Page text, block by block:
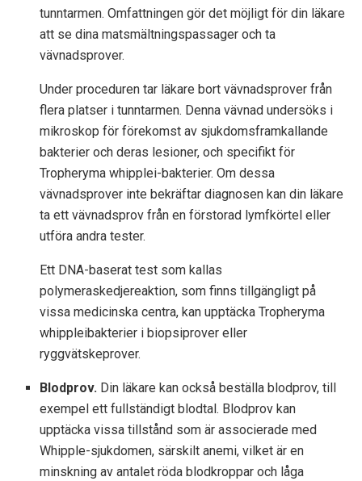
tunntarmen. Omfattningen gör det möjligt för din läkare
att se dina matsmältningspassager och ta
vävnadsprover.
Under proceduren tar läkare bort vävnadsprover från
flera platser i tunntarmen. Denna vävnad undersöks i
mikroskop för förekomst av sjukdomsframkallande
bakterier och deras lesioner, och specifikt för
Tropheryma whipplei-bakterier. Om dessa
vävnadsprover inte bekräftar diagnosen kan din läkare
ta ett vävnadsprov från en förstorad lymfkörtel eller
utföra andra tester.
Ett DNA-baserat test som kallas
polymeraskedjereaktion, som finns tillgängligt på
vissa medicinska centra, kan upptäcka Tropheryma
whippleibakterier i biopsiprover eller
ryggvätskeprover.
Blodprov. Din läkare kan också beställa blodprov, till
exempel ett fullständigt blodtal. Blodprov kan
upptäcka vissa tillstånd som är associerade med
Whipple-sjukdomen, särskilt anemi, vilket är en
minskning av antalet röda blodkroppar och låga